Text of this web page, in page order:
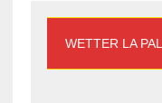
WETTER LA